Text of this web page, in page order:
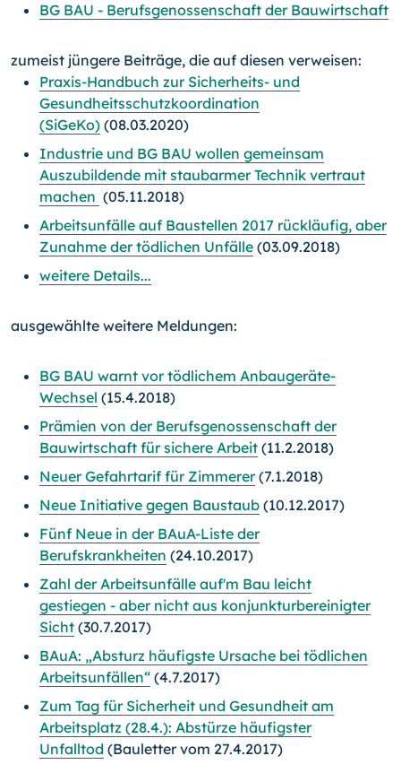
BG BAU - Berufsgenossenschaft der Bauwirtschaft
zumeist jüngere Beiträge, die auf diesen verweisen:
Praxis-Handbuch zur Sicherheits- und
Gesundheitsschutzkoordination
(SiGeKo) (08.03.2020)
Industrie und BG BAU wollen gemeinsam
Auszubildende mit staubarmer Technik vertraut
machen (05.11.2018)
Arbeitsunfälle auf Baustellen 2017 rückläufig, aber
Zunahme der tödlichen Unfälle (03.09.2018)
weitere Details...
ausgewählte weitere Meldungen:
BG BAU warnt vor tödlichem Anbaugeräte-
Wechsel (15.4.2018)
Prämien von der Berufsgenossenschaft der
Bauwirtschaft für sichere Arbeit (11.2.2018)
Neuer Gefahrtarif für Zimmerer(7.1.2018)
Neue Initiative gegen Baustaub (10.12.2017)
Fünf Neue in der BAuA-Liste der
Berufskrankheiten (24.10.2017)
Zahl der Arbeitsunfälle auf'm Bau leicht
gestiegen - aber nicht aus konjunkturbereinigter
Sicht (30.7.2017)
BAuA: „Absturz häufigste Ursache bei tödlichen
Arbeitsunfällen“ (4.7.2017)
Zum Tag für Sicherheit und Gesundheit am
Arbeitsplatz (28.4.): Abstürze häufigster
Unfalltod (Bauletter vom 27.4.2017)